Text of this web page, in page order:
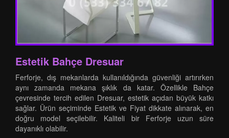
Estetik Bahçe Dresuar
Ferforje, dış mekanlarda kullanıldığında güvenliği artırırken
aynı zamanda mekana şıklık da katar. Özellikle Bahçe
çevresinde tercih edilen Dresuar, estetik açıdan büyük katkı
sağlar. Ürün seçiminde Estetik ve Fiyat dikkate alınarak, en
doğru model seçilebilir. Kaliteli bir Ferforje uzun süre
dayanıklı olabilir.